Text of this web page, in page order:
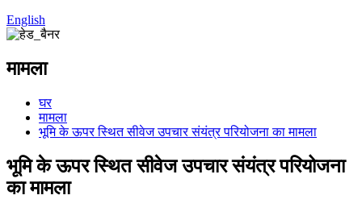
English
मामला
घर
मामला
भूमि के ऊपर स्थित सीवेज उपचार संयंत्र परियोजना का मामला
भूमि के ऊपर स्थित सीवेज उपचार संयंत्र परियोजना
का मामला